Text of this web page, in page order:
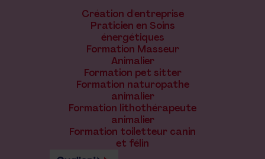
Création d'entreprise
Praticien en Soins
énergétiques
Formation Masseur
Animalier
Formation pet sitter
Formation naturopathe
animalier
Formation lithothérapeute
animalier
Formation toiletteur canin
et félin